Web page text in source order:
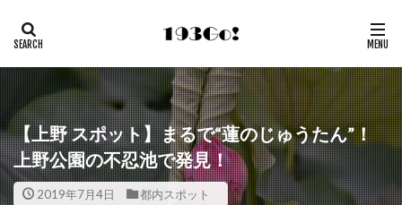
【上野 スポット】まるで“蓮のじゅうたん”！
上野公園の不忍池で発見！
2019年7月4日 都内スポット